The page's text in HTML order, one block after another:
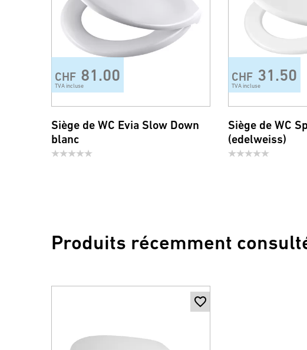
CHF 81.00
TVA incluse
Siège de WC Evia Slow Down
blanc
CHF 31.50
TVA incluse
Siège de WC
(edelweiss)
Produits récemment